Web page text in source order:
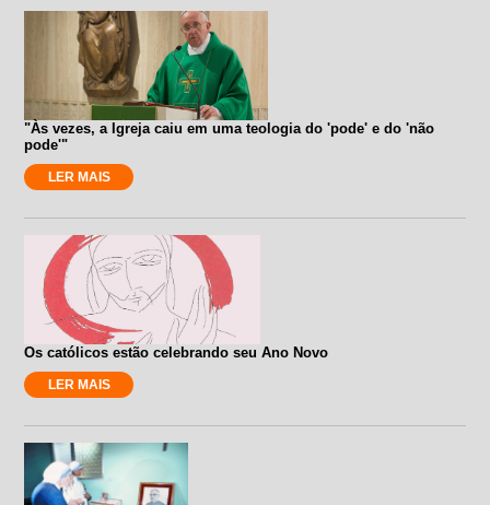
"Às vezes, a Igreja caiu em uma teologia do 'pode' e do 'não
pode'"
LER MAIS
Os católicos estão celebrando seu Ano Novo
LER MAIS